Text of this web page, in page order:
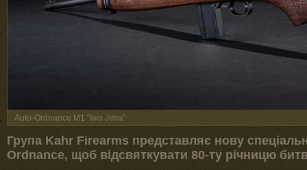
Auto-Ordnance M1 "Iwo Jima"
Група Kahr Firearms представляє нову
Ordnance, щоб відсвяткувати 80-ту річницю